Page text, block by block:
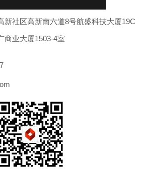
新社区高新南六道8号航盛科技大厦19C
商业大厦1503-4室